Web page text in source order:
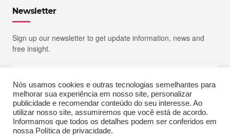
Newsletter
Sign up our newsletter to get update information, news and
free insight.
SIGN UP
Nós usamos cookies e outras tecnologias semelhantes para
melhorar sua experiência em nosso site, personalizar
publicidade e recomendar conteúdo do seu interesse. Ao
utilizar nosso site, assumiremos que você está de acordo.
Informamos que todos os detalhes podem ser conferidos em
nossa Política de privacidade.